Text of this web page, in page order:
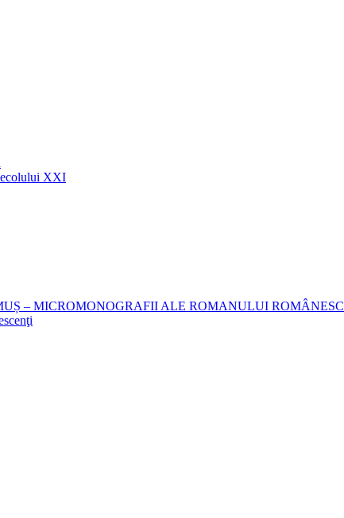
XXI
– MICROMONOGRAFII ALE ROMANULUI ROMÂNESC